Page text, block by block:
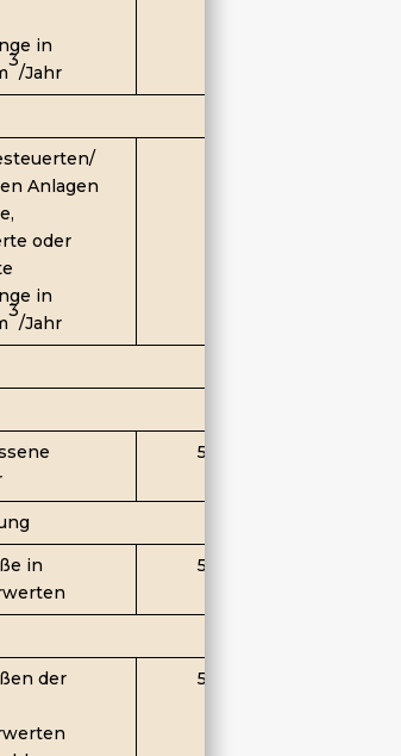
in
3
/Jahr
Anlagen
oder
in
3
/Jahr
500 000
in
500 000
der
500 000